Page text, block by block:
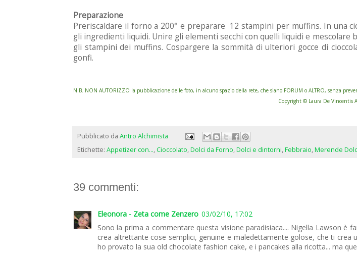
Preparazione
Preriscaldare il forno a 200° e preparare 12 stampini per muffins. In una
gli ingredienti liquidi. Unire gli elementi secchi con quelli liquidi e
gli stampini dei muffins. Cospargere la sommità di ulteriori gocce di
gonfi.
N.B. NON AUTORIZZO la pubblicazione delle foto, in alcuno spazio della rete, che siano FORUM o ALTRO, senza
Copyright © Laura De Vincentis
Pubblicato da Antro Alchimista
Etichette: Appetizer con...,Cioccolato,Dolci da Forno,Dolci e dintorni,Febbraio,Merende
39 commenti:
Eleonora - Zeta come Zenzero 03/02/10, 17:02
Sono la prima a commentare questa visione paradisiaca.... Nigella Lawson
crea altrettante cose semplici, genuine e maledettamente golose, che ti
ho provato la sua old chocolate fashion cake, e i pancakes alla ricotta... ma